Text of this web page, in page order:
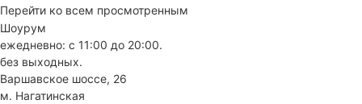
Перейти ко всем просмотренным
Шоурум
ежедневно: с 11:00 до 20:00.
без выходных.
Варшавское шоссе, 26
м. Нагатинская